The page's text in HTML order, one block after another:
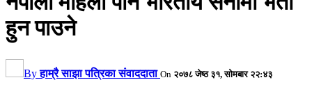
हुन पाउने
Byहाम्रै साझा पत्रिका संवाददाता On २०७८ जेष्ठ ३१, सोमबार २२:४३